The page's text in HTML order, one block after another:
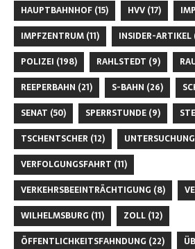
HAUPTBAHNHOF (15) HVV (17)
IMPFZENTRUM (11) INSIDER-ARTIKEL
POLIZEI (198) RAHLSTEDT (9)
REEPERBAHN (21) S-BAHN (26)
SENAT (50) SPERRSTUNDE (9)
TSCHENTSCHER (12)
VERFOLGUNGSFAHRT (11)
VERKEHRSBEEINTRÄCHTIGUNG (8)
WILHELMSBURG (11) ZOLL (12)
ÖFFENTLICHKEITSFAHNDUNG (22)